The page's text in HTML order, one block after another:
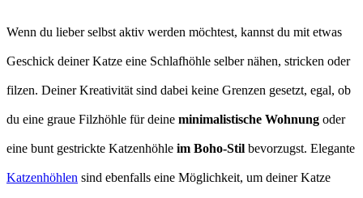
Wenn du lieber selbst aktiv werden möchtest, kannst du mit etwas
Geschick deiner Katze eine Schlafhöhle selber nähen, stricken oder
filzen. Deiner Kreativität sind dabei keine Grenzen gesetzt, egal, ob
du eine graue Filzhöhle für deine minimalistische Wohnung oder
eine bunt gestrickte Katzenhöhle im Boho-Stil bevorzugst. Elegante
Katzenhöhlen sind ebenfalls eine Möglichkeit, um deiner Katze